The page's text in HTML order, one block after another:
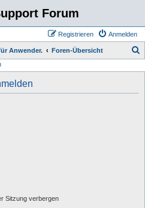
Forum
Anmelden
Registrieren
Anwender. Foren-Übersicht
Sitzung verbergen